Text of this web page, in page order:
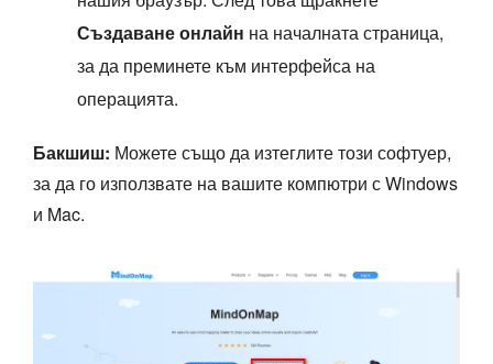
Създаване онлайн на началната страница,
за да преминете към интерфейса на
операцията.
Бакшиш: Можете също да изтеглите този софтуер,
за да го използвате на вашите компютри с Windows
и Mac.